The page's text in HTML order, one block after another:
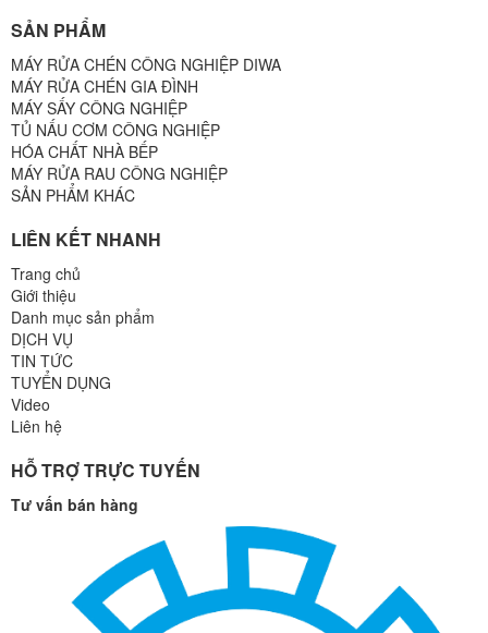
SẢN PHẨM
MÁY RỬA CHÉN CÔNG NGHIỆP DIWA
MÁY RỬA CHÉN GIA ĐÌNH
MÁY SẤY CÔNG NGHIỆP
TỦ NẤU CƠM CÔNG NGHIỆP
HÓA CHẤT NHÀ BẾP
MÁY RỬA RAU CÔNG NGHIỆP
SẢN PHẨM KHÁC
LIÊN KẾT NHANH
Trang chủ
Giới thiệu
Danh mục sản phẩm
DỊCH VỤ
TIN TỨC
TUYỂN DỤNG
Video
Liên hệ
HỖ TRỢ TRỰC TUYẾN
Tư vấn bán hàng